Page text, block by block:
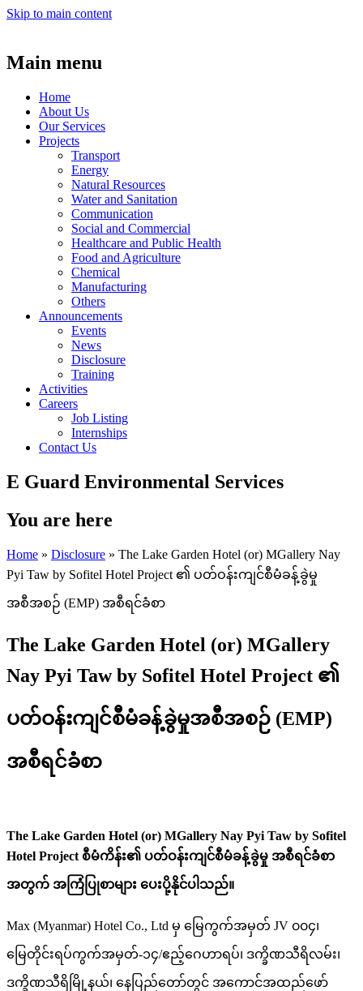
Skip to main content
Main menu
Home
About Us
Our Services
Projects
Transport
Energy
Natural Resources
Water and Sanitation
Communication
Social and Commercial
Healthcare and Public Health
Food and Agriculture
Chemical
Manufacturing
Others
Announcements
Events
News
Disclosure
Training
Activities
Careers
Job Listing
Internships
Contact Us
E Guard Environmental Services
You are here
Home » Disclosure » The Lake Garden Hotel (or) MGallery Nay
Pyi Taw by Sofitel Hotel Project ၏ ပတ်ဝန်းကျင်စီမံခန့်ခွဲမှု
အစီအစဉ် (EMP) အစီရင်ခံစာ
The Lake Garden Hotel (or) MGallery
Nay Pyi Taw by Sofitel Hotel Project ၏
ပတ်ဝန်းကျင်စီမံခန့်ခွဲမှုအစီအစဉ် (EMP)
အစီရင်ခံစာ
The Lake Garden Hotel (or) MGallery Nay Pyi Taw by Sofitel
Hotel Project စီမံကိန်း၏ ပတ်ဝန်းကျင်စီမံခန့်ခွဲမှု အစီရင်ခံစာ
အတွက် အကြံပြုစာများ ပေးပို့နိုင်ပါသည်။
Max (Myanmar) Hotel Co., Ltd မှ မြေကွက်အမှတ် JV ၀၀၄၊
မြေတိုင်းရပ်ကွက်အမှတ်-၁၄/ဧည့်ဂေဟာရပ်၊ ဒက္ခိဏသီရိလမ်း၊
ဒက္ခိဏသီရိမြို့နယ်၊ နေပြည်တော်တွင် အကောင်အထည်ဖော်